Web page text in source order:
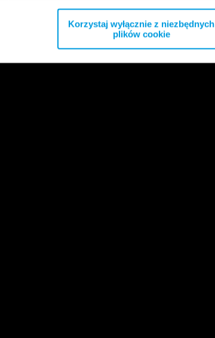
Korzystaj wyłącznie z niezbędnych
plików cookie